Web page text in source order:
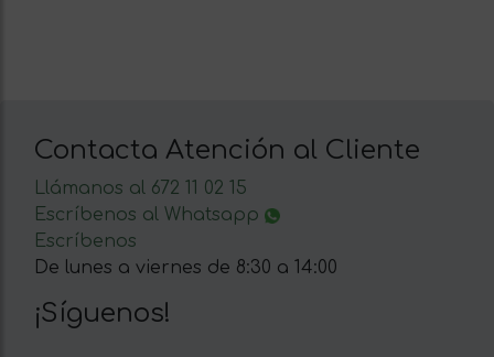
Contacta Atención al Cliente
Llámanos al 672 11 02 15
Escríbenos al Whatsapp
Escríbenos
De lunes a viernes de 8:30 a 14:00
¡Síguenos!